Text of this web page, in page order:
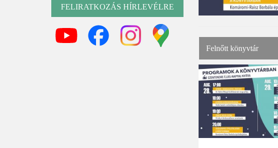
FELIRATKOZÁS HÍRLEVÉLRE
Felnőtt könyvtár